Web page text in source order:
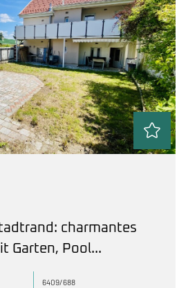
charmantes
Garten, Pool...
6409/688